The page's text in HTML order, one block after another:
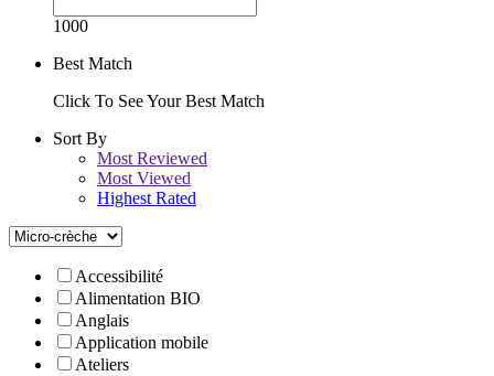
1000
Best Match
Click To See Your Best Match
Sort By
Most Reviewed
Most Viewed
Highest Rated
Accessibilité
Alimentation BIO
Anglais
Application mobile
Ateliers